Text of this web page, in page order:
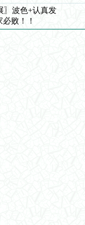
〗波色+认真发
败！！